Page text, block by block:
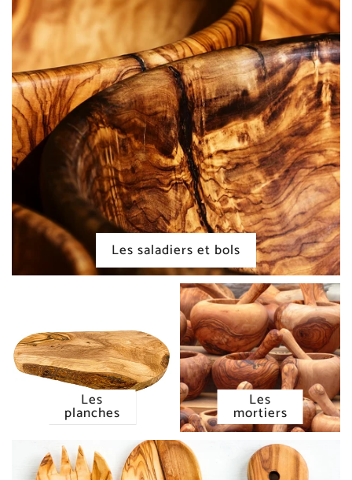
Les saladiers et bols
Les
planches
Les
mortiers